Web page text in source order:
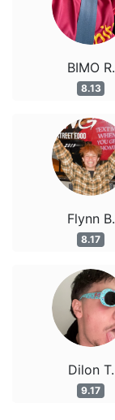
BIMO R.
8.13
Flynn B.
8.17
Dilon T.
9.17